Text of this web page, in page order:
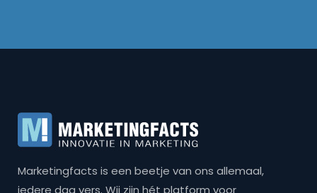
Marketingfacts is een beetje van ons allemaal,
iedere dag vers. Wij zijn hét platform voor